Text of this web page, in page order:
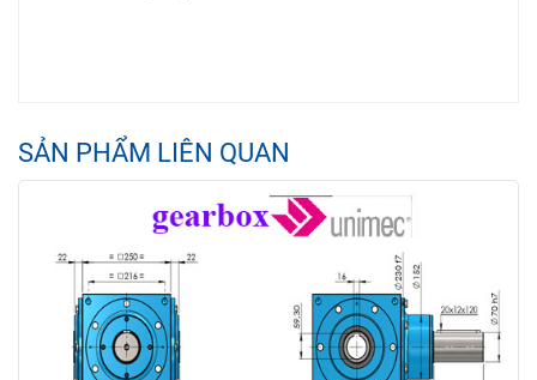
SẢN PHẨM LIÊN QUAN